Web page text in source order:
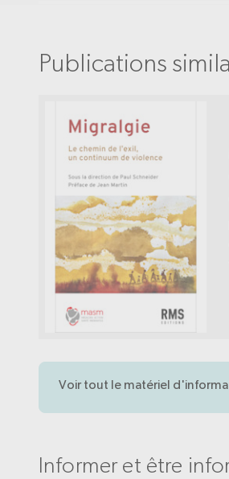
Publications
Voir tout le matériel
Informer et être